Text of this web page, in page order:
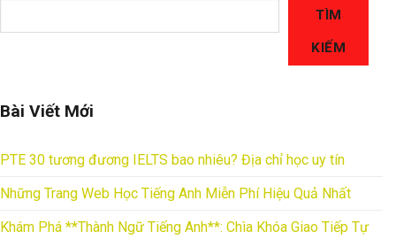
TÌM
KIẾM
Bài Viết Mới
PTE 30 tương đương IELTS bao nhiêu? Địa chỉ học uy tín
Những Trang Web Học Tiếng Anh Miễn Phí Hiệu Quả Nhất
Khám Phá **Thành Ngữ Tiếng Anh**: Chìa Khóa Giao Tiếp Tự